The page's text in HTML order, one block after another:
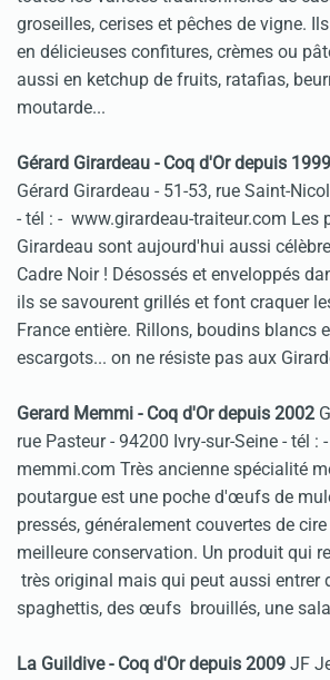
groseilles, cerises et pêches de vigne.
en délicieuses confitures, crèmes ou
aussi en ketchup de fruits, ratafias,
moutarde...
Gérard Girardeau - Coq d'Or depuis 1999
Gérard Girardeau - 51-53, rue Saint-
- tél : - www.girardeau-traiteur.com Les
Girardeau sont aujourd'hui aussi
Cadre Noir ! Désossés et enveloppés
ils se savourent grillés et font craquer
France entière. Rillons, boudins blancs
escargots... on ne résiste pas aux
Gerard Memmi - Coq d'Or depuis 2002
rue Pasteur - 94200 Ivry-sur-Seine - tél :
memmi.com Très ancienne spécialité
poutargue est une poche d'œufs de
pressés, généralement couvertes de
meilleure conservation. Un produit qui
très original mais qui peut aussi entrer
spaghettis, des œufs brouillés, une
La Guildive - Coq d'Or depuis 2009 JF